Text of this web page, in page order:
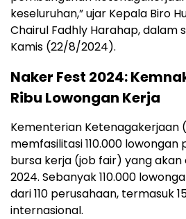
keseluruhan,” ujar Kepala Biro
Chairul Fadhly Harahap, dalam
Kamis (22/8/2024).
Naker Fest 2024:
Ribu Lowongan Kerja
Kementerian Ketenagakerjaan
memfasilitasi 110.000
bursa kerja (job fair) yang akan
2024. Sebanyak 110.000
dari 110 perusahaan, termasuk
internasional.